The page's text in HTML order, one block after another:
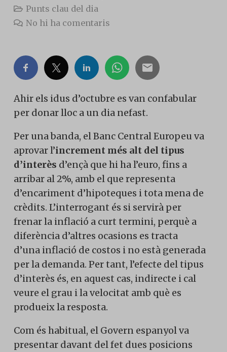
Punts clau del dia
No hi ha comentaris
Ahir els idus d’octubre es van confabular
per donar lloc a un dia nefast.
Per una banda, el Banc Central Europeu va
aprovar l’increment més alt del tipus
d’interès d’ençà que hi ha l’euro, fins a
arribar al 2%, amb el que representa
d’encariment d’hipoteques i tota mena de
crèdits. L’interrogant és si servirà per
frenar la inflació a curt termini, perquè a
diferència d’altres ocasions es tracta
d’una inflació de costos i no està generada
per la demanda. Per tant, l’efecte del tipus
d’interès és, en aquest cas, indirecte i cal
veure el grau i la velocitat amb què es
produeix la resposta.
Com és habitual, el Govern espanyol va
presentar davant del fet dues posicions